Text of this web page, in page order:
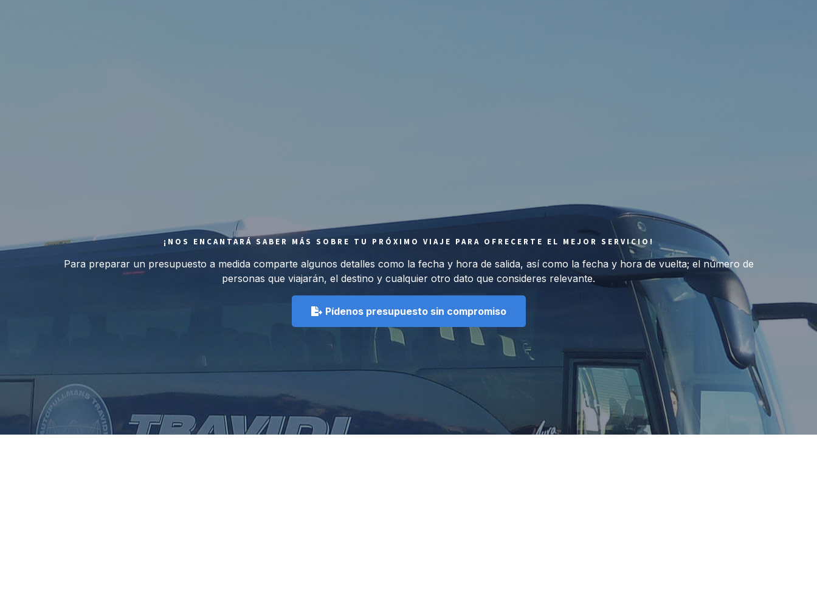
¡NOS ENCANTARÁ SABER MÁS SOBRE TU PRÓXIMO VIAJE PARA OFRECERTE EL MEJOR SERVICIO!
Para preparar un presupuesto a medida comparte algunos detalles como la fecha y hora de salida, así como la fecha y hora de vuelta; el número de
personas que viajarán, el destino y cualquier otro dato que consideres relevante.
Pídenos presupuesto sin compromiso